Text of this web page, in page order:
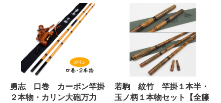
勇志 口巻 カーボン竿掛
２本物・カリン大砲万力
若駒 紋竹 竿掛１本半・
玉ノ柄１本物セット【全籐